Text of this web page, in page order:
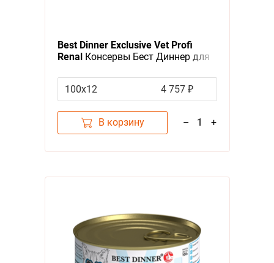
Best Dinner Exclusive Vet Profi
RenalКонсервы Бест Диннер для
упаковку)
100х12 4 757 ₽
В корзину – 1 +